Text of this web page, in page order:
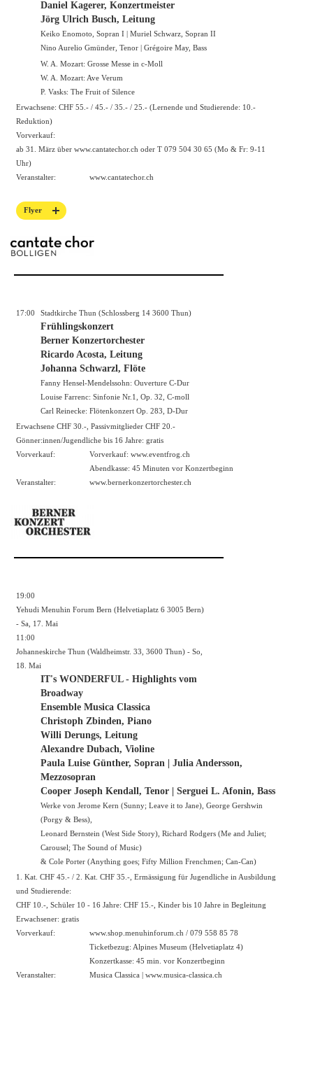
Daniel Kagerer, Konzertmeister
Jörg Ulrich Busch, Leitung
Keiko Enomoto, Sopran I | Muriel Schwarz, Sopran II
Nino Aurelio Gmünder, Tenor | Grégoire May, Bass
W. A. Mozart: Grosse Messe in c-Moll
W. A. Mozart: Ave Verum
P. Vasks: The Fruit of Silence
Erwachsene: CHF 55.- / 45.- / 35.- / 25.- (Lernende und Studierende: 10.-
Reduktion)
Vorverkauf:
ab 31. März über www.cantatechor.ch oder T 079 504 30 65 (Mo & Fr: 9-11
Uhr)
Veranstalter:
www.cantatechor.ch
Flyer
17:00 Stadtkirche Thun (Schlossberg 14 3600 Thun)
Frühlingskonzert
Berner Konzertorchester
Ricardo Acosta, Leitung
Johanna Schwarzl, Flöte
Fanny Hensel-Mendelssohn: Ouverture C-Dur
Louise Farrenc: Sinfonie Nr.1, Op. 32, C-moll
Carl Reinecke: Flötenkonzert Op. 283, D-Dur
Erwachsene CHF 30.-, Passivmitglieder CHF 20.-
Gönner:innen/Jugendliche bis 16 Jahre: gratis
Vorverkauf:
Vorverkauf: www.eventfrog.ch
Abendkasse: 45 Minuten vor Konzertbeginn
Veranstalter:
www.bernerkonzertorchester.ch
19:00
Yehudi Menuhin Forum Bern (Helvetiaplatz 6 3005 Bern)
- Sa, 17. Mai
11:00
Johanneskirche Thun (Waldheimstr. 33, 3600 Thun) - So,
18. Mai
IT's WONDERFUL - Highlights vom
Broadway
Ensemble Musica Classica
Christoph Zbinden, Piano
Willi Derungs, Leitung
Alexandre Dubach, Violine
Paula Luise Günther, Sopran | Julia Andersson,
Mezzosopran
Cooper Joseph Kendall, Tenor | Serguei L. Afonin, Bass
Werke von Jerome Kern (Sunny; Leave it to Jane), George Gershwin
(Porgy & Bess),
Leonard Bernstein (West Side Story), Richard Rodgers (Me and Juliet;
Carousel; The Sound of Music)
& Cole Porter (Anything goes; Fifty Million Frenchmen; Can-Can)
1. Kat. CHF 45.- / 2. Kat. CHF 35.-, Ermässigung für Jugendliche in Ausbildung
und Studierende:
CHF 10.-, Schüler 10 - 16 Jahre: CHF 15.-, Kinder bis 10 Jahre in Begleitung
Erwachsener: gratis
Vorverkauf:
www.shop.menuhinforum.ch / 079 558 85 78
Ticketbezug: Alpines Museum (Helvetiaplatz 4)
Konzertkasse: 45 min. vor Konzertbeginn
Veranstalter:
Musica Classica | www.musica-classica.ch